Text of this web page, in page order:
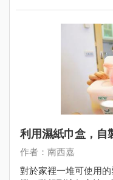
利用濕紙巾盒，自
作者：南西嘉
對於家裡一堆可使用